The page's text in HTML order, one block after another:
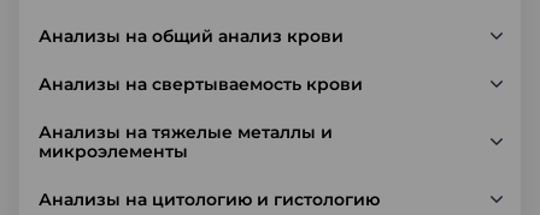
Анализы на общий анализ крови
Анализы на свертываемость крови
Анализы на тяжелые металлы и
микроэлементы
Анализы на цитологию и гистологию